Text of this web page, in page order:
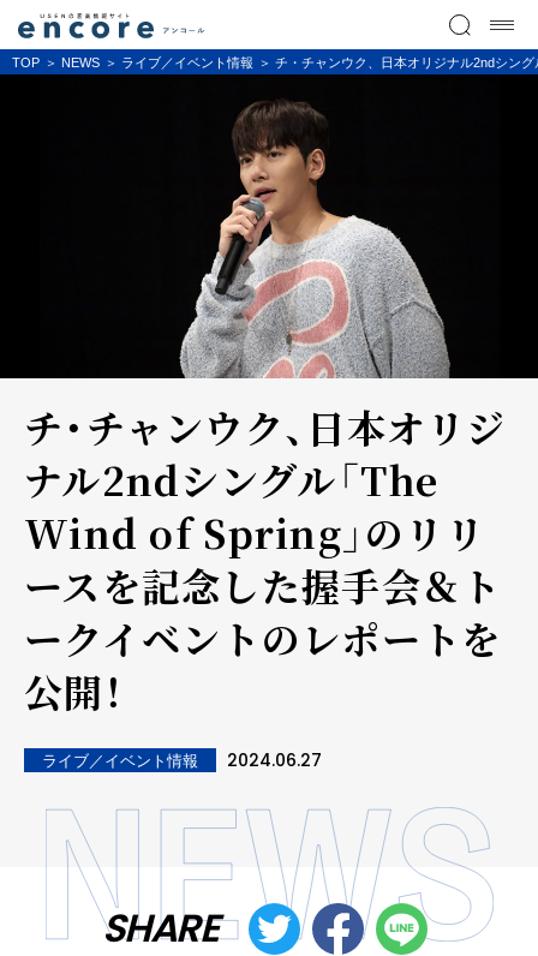
TOP NEWS ライブ／イベント情報 チ・チャンウク、日本オリジナル2ndシン
チ・チャンウク、日本オリジ
ナル2ndシングル「The
Wind of Spring」のリリ
ースを記念した握手会＆ト
ークイベントのレポートを
公開！
ライブ／イベント情報 2024.06.27
SHARE